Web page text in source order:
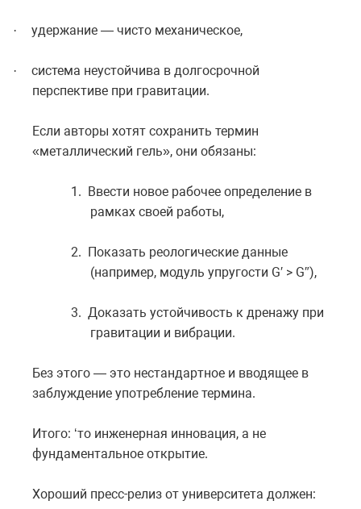
· удержание — чисто механическое,
·
система неустойчива в долгосрочной
перспективе при гравитации.
Если авторы хотят сохранить термин
«металлический гель», они обязаны:
1. Ввести новое рабочее определение в
рамках своей работы,
2.
Показать реологические данные
(например, модуль упругости G′ > G″),
3. Доказать устойчивость к дренажу при
гравитации и вибрации.
Без этого — это нестандартное и вводящее в
заблуждение употребление термина.
Итого: ‘то инженерная инновация, а не
фундаментальное открытие.
Хороший пресс-релиз от университета должен: